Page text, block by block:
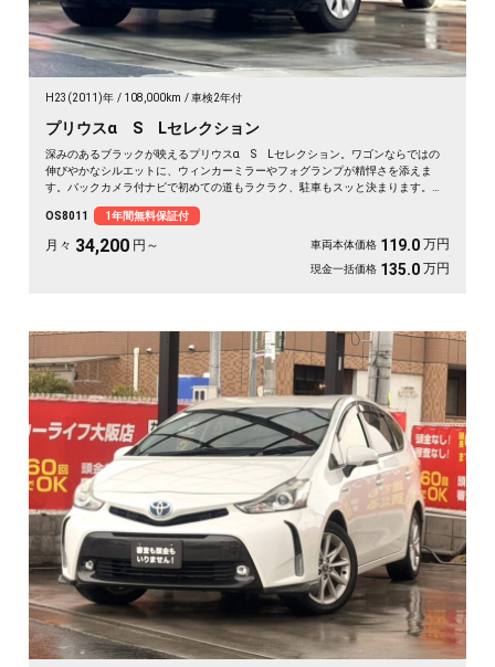
H23(2011)年 108,000km 車検2年付
プリウスα S Lセレクション
深みのあるブラックが映えるプリウスα S Lセレクション。ワゴンならではの
伸びやかなシルエットに、ウィンカーミラーやフォグランプが精悍さを添えま
す。バックカメラ付ナビで初めての道もラクラク、駐車もスッと決まります。プ
買い出しも余裕で積み込めます。仕事にも遊びにも頼れる一台です🚗✨💎🎵😎《1
年保証付》
OS8011 1年間無料保証付
月々 34,200 円～ 車両本体価格 119.0 万円
現金一括価格 135.0 万円